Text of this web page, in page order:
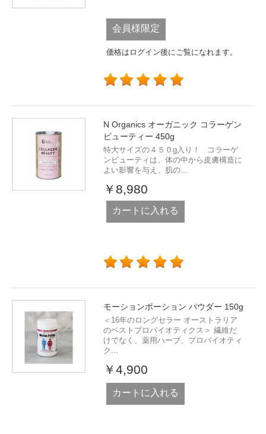
会員様限定
価格はログイン後にご覧になれます。
N Organics オーガニック コラーゲン
ビューティー 450g
特大サイズの４５０g入り！ コラーゲ
ンビューティは、体の中から皮膚構造に
よい影響を与え、肌の...
￥8,980
カートに入れる
モーションポーション パウダー 150g
＜16年のロングセラー オーストラリア
のベストプロバイオティクス＞ 繊維だ
けでなく、薬用ハーブ、プロバイオティ
ク...
￥4,900
カートに入れる